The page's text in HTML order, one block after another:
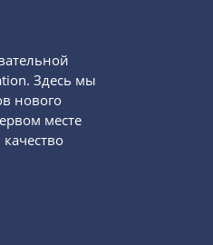
Здесь мы
нового
месте